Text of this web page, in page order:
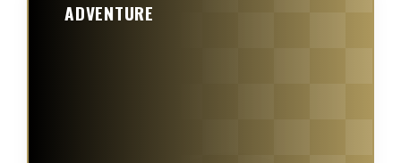
ADVENTURE